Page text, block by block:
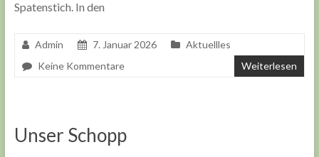
Spatenstich. In den
Admin 7. Januar 2026
Aktuellles
Keine Kommentare
Weiterlesen
Unser Schopp